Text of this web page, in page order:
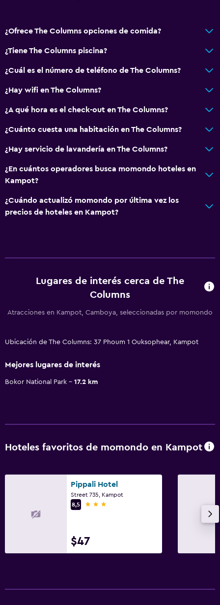
¿Ofrece The Columns opciones de comida?
¿Tiene The Columns piscina?
¿Cuál es el número de teléfono de The Columns?
¿Hay wifi en The Columns?
¿A qué hora es el check-out en The Columns?
¿Cuánto cuesta una habitación en The Columns?
¿Hay servicio de lavandería en The Columns?
¿En cuántos operadores busca momondo hoteles en
Kampot?
¿Cuándo actualizó momondo por última vez los
precios de hoteles en Kampot?
Lugares de interés cerca de The
Columns
Atracciones en Kampot, Camboya, seleccionadas por momondo
Ubicación de The Columns: 37 Phoum 1 Ouksophear, Kampot
Mejores lugares de interés
Bokor National Park 17.2 km
Hoteles favoritos de momondo en Kampot
Pippali Hotel
Street 735, Kampot
8,5
3 estrellas
$47